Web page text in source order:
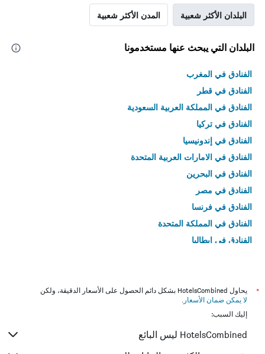
البلدان الأكثر شعبية المدن الأكثر شعبية
البلدان التي يبحث عنها مستخدمونا
الفنادق في المغرب
الفنادق في قطر
الفنادق في المملكة العربية السعودية
الفنادق في تركيا
الفنادق في إندونيسيا
الفنادق في الامارات العربية المتحدة
الفنادق في البحرين
الفنادق في مصر
الفنادق في فرنسا
الفنادق في المملكة المتحدة
الفنادق في إيطاليا
*
يحاول HotelsCombined بشكل دائم الحصول على الأسعار الدقيقة، ولكن
لا يمكن ضمان الأسعار .
إليك السبب:
HotelsCombined ليس البائع